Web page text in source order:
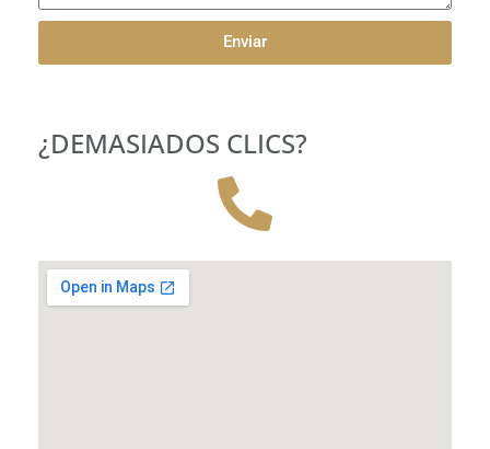
Enviar
¿DEMASIADOS CLICS?